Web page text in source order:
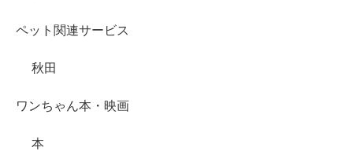
ペット関連サービス
秋田
ワンちゃん本・映画
本